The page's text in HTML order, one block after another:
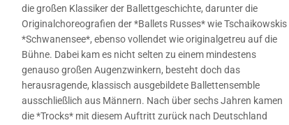
die großen Klassiker der Ballettgeschichte, darunter die
Originalchoreografien der *Ballets Russes* wie Tschaikowskis
*Schwanensee*, ebenso vollendet wie originalgetreu auf die
Bühne. Dabei kam es nicht selten zu einem mindestens
genauso großen Augenzwinkern, besteht doch das
herausragende, klassisch ausgebildete Ballettensemble
ausschließlich aus Männern. Nach über sechs Jahren kamen
die *Trocks* mit diesem Auftritt zurück nach Deutschland